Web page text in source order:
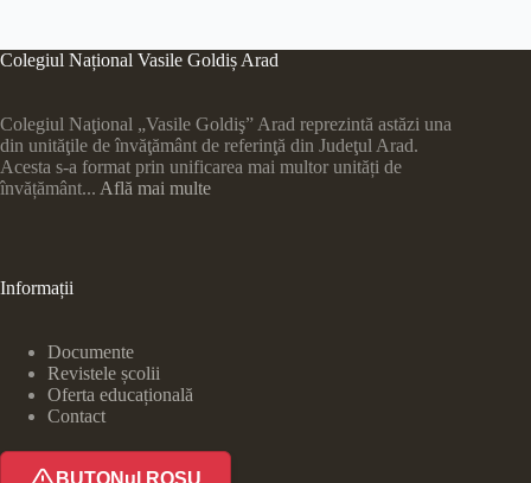
Colegiul Național Vasile Goldiș Arad
Colegiul Naţional „Vasile Goldiş” Arad reprezintă astăzi una
din unităţile de învăţământ de referinţă din Judeţul Arad.
Acesta s-a format prin unificarea mai multor unități de
învățământ... Află mai multe
Informații
Documente
Revistele școlii
Oferta educațională
Contact